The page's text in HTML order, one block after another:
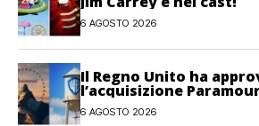
6 AGOSTO 2026
Il Regno Unito ha
l’acquisizione
Discovery
6 AGOSTO 2026